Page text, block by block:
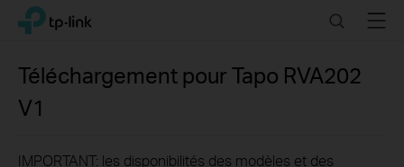
Click
the
navigation
TP-Link, Reliably Smart SearchMenu
Téléchargement pourTapo RVA202
V1
IMPORTANT: les disponibilités des modèles et des